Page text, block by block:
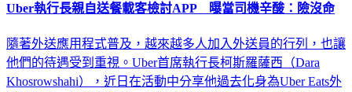
Uber執行長親自送餐載客檢討APP 曝當司機辛酸：險沒命
隨著外送應用程式普及，越來越多人加入外送員的行列，也讓
他們的待遇受到重視。Uber首席執行長柯斯羅薩西（Dara
Khosrowshahi），近日在活動中分享他過去化身為Uber Eats外